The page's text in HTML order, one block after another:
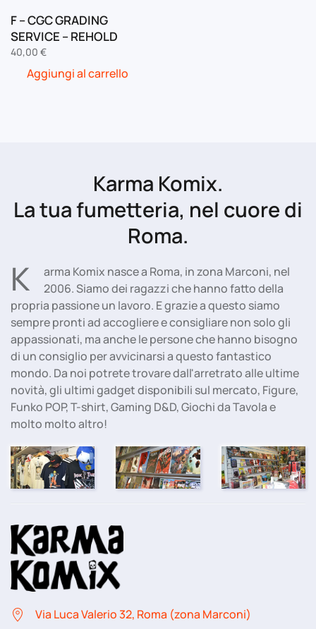
F – CGC GRADING
SERVICE – REHOLD
40,00 €
Aggiungi al carrello
Karma Komix.
La tua fumetteria, nel cuore di
Roma.
K
arma Komix nasce a Roma, in zona Marconi, nel
2006. Siamo dei ragazzi che hanno fatto della
propria passione un lavoro. E grazie a questo siamo
sempre pronti ad accogliere e consigliare non solo gli
appassionati, ma anche le persone che hanno bisogno
di un consiglio per avvicinarsi a questo fantastico
mondo. Da noi potrete trovare dall'arretrato alle ultime
novità, gli ultimi gadget disponibili sul mercato, Figure,
Funko POP, T-shirt, Gaming D&D, Giochi da Tavola e
molto molto altro!
Via Luca Valerio 32, Roma (zona Marconi)